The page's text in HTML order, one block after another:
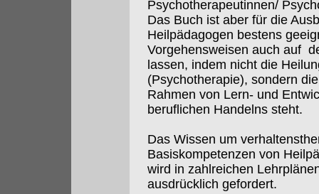
Psychotherapeutinnen/
Das Buch ist aber für die
Heilpädagogen bestens
Vorgehensweisen auch auf
lassen, indem nicht die
(Psychotherapie), sondern
Rahmen von Lern- und
beruflichen Handelns steht.
Das Wissen um
Basiskompetenzen von
wird in zahlreichen
ausdrücklich gefordert.